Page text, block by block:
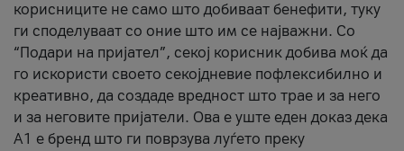
корисниците не само што добиваат бенефити, туку
ги споделуваат со оние што им се најважни. Со
“Подари на пријател”, секој корисник добива моќ да
го искористи своето секојдневие пофлексибилно и
креативно, да создаде вредност што трае и за него
и за неговите пријатели. Ова е уште еден доказ дека
А1 е бренд што ги поврзува луѓето преку